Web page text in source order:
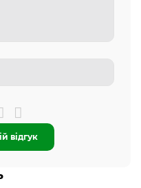
відгук